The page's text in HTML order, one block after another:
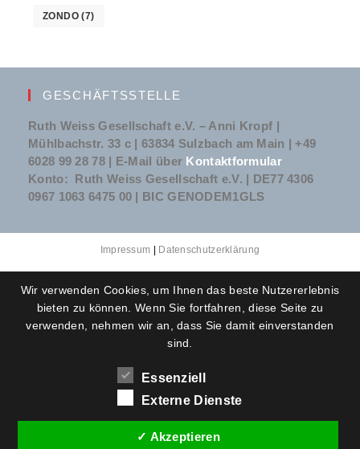
ZONDO (7)
GESCHÄFTSSTELLE
Ruth Weiss Gesellschaft e.V. – Anni Kropf |
Mühlbachstr. 33 c | 63834 Sulzbach am Main | +49
6028 99 28 78 | E-Mail über Kontaktformular
Konto: Ruth Weiss Gesellschaft e.V. | DE77 4306
0967 1063 6475 00 | BIC GENODEM1GLS
Impressum Datenschutzerklärung
Wir verwenden Cookies, um Ihnen das beste Nutzererlebnis
bieten zu können. Wenn Sie fortfahren, diese Seite zu
verwenden, nehmen wir an, dass Sie damit einverstanden
sind.
Essenziell
Externe Dienste
✓ Akzeptieren